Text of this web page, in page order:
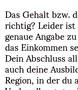
Das Gehalt bzw.
richtig? Leider
genaue Angabe
das Einkommen
Dein Abschluss
auch deine
Region, in der